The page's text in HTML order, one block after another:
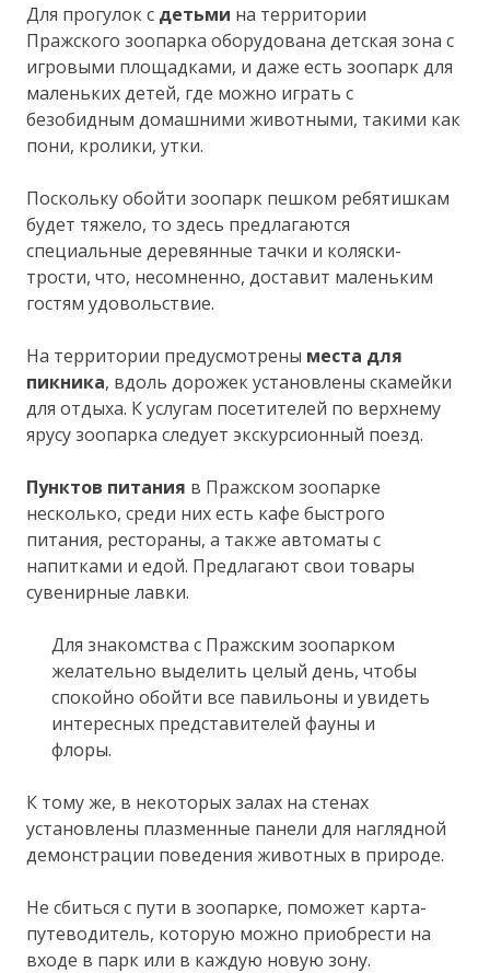
Для прогулок с детьми на территории
Пражского зоопарка оборудована детская зона с
игровыми площадками, и даже есть зоопарк для
маленьких детей, где можно играть с
безобидным домашними животными, такими как
пони, кролики, утки.
Поскольку обойти зоопарк пешком ребятишкам
будет тяжело, то здесь предлагаются
специальные деревянные тачки и коляски-
трости, что, несомненно, доставит маленьким
гостям удовольствие.
На территории предусмотрены места для
пикника, вдоль дорожек установлены скамейки
для отдыха. К услугам посетителей по верхнему
ярусу зоопарка следует экскурсионный поезд.
Пунктов питания в Пражском зоопарке
несколько, среди них есть кафе быстрого
питания, рестораны, а также автоматы с
напитками и едой. Предлагают свои товары
сувенирные лавки.
Для знакомства с Пражским зоопарком
желательно выделить целый день, чтобы
спокойно обойти все павильоны и увидеть
интересных представителей фауны и
флоры.
К тому же, в некоторых залах на стенах
установлены плазменные панели для наглядной
демонстрации поведения животных в природе.
Не сбиться с пути в зоопарке, поможет карта-
путеводитель, которую можно приобрести на
входе в парк или в каждую новую зону.